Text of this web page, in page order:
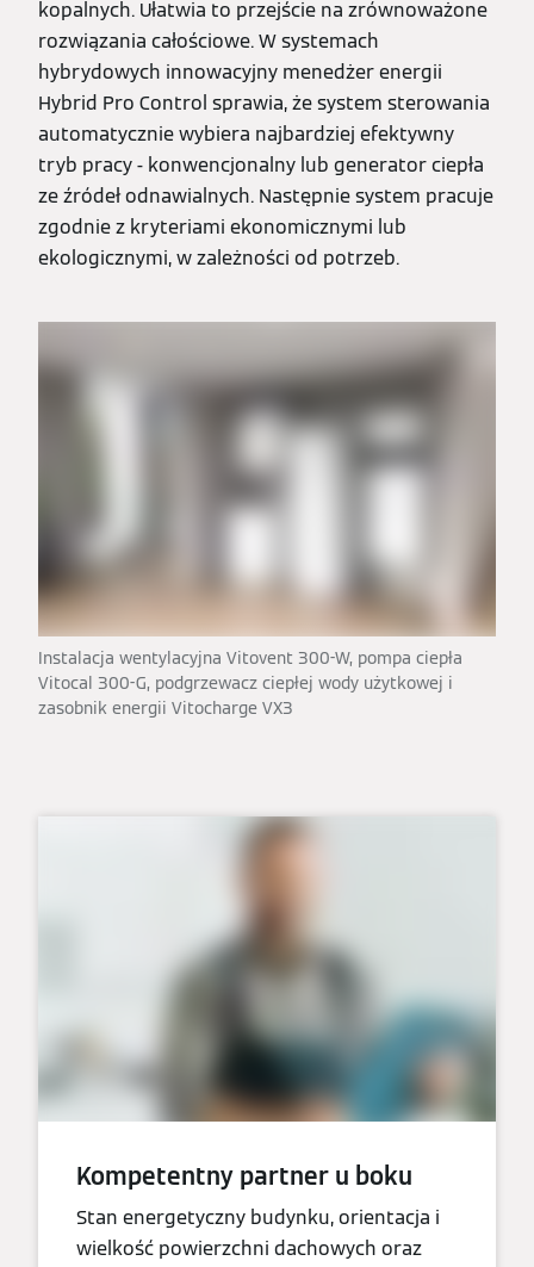
kopalnych. Ułatwia to przejście na zrównoważone
rozwiązania całościowe. W systemach
hybrydowych innowacyjny menedżer energii
Hybrid Pro Control sprawia, że system sterowania
automatycznie wybiera najbardziej efektywny
tryb pracy - konwencjonalny lub generator ciepła
ze źródeł odnawialnych. Następnie system pracuje
zgodnie z kryteriami ekonomicznymi lub
ekologicznymi, w zależności od potrzeb.
Instalacja wentylacyjna Vitovent 300-W, pompa ciepła
Vitocal 300-G, podgrzewacz ciepłej wody użytkowej i
zasobnik energii Vitocharge VX3
Kompetentny partner u boku
Stan energetyczny budynku, orientacja i
wielkość powierzchni dachowych oraz